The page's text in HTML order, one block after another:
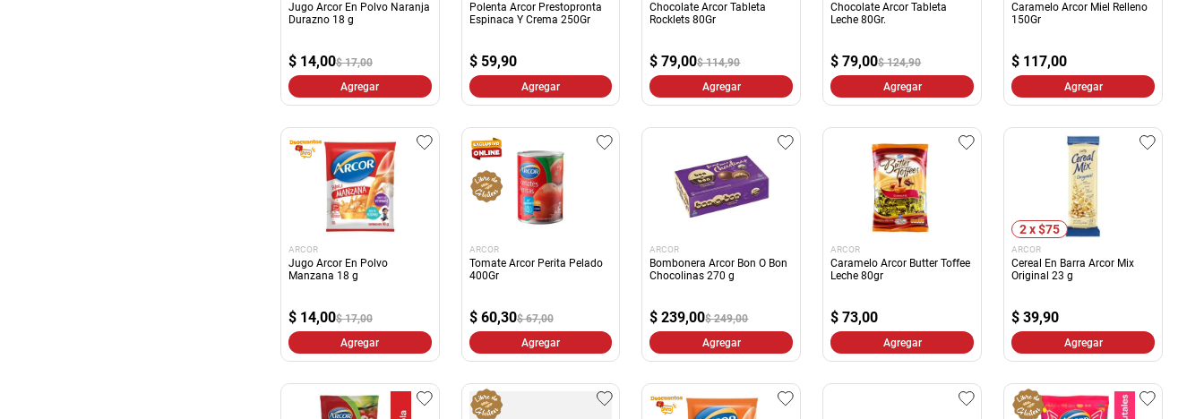
Jugo Arcor En Polvo Naranja
Durazno 18 g
$ 14,00$ 17,00
Agregar
Polenta Arcor Prestopronta
Espinaca Y Crema 250Gr
$ 59,90
Agregar
Chocolate Arcor Tableta
Rocklets 80Gr
$ 79,00$ 114,90
Agregar
Chocolate Arcor Tableta
Leche 80Gr.
$ 79,00$ 124,90
Agregar
Caramelo Arcor Miel Relleno
150Gr
$ 117,00
Agregar
ARCOR
Jugo Arcor En Polvo
Manzana 18 g
$ 14,00$ 17,00
Agregar
ARCOR
Tomate Arcor Perita Pelado
400Gr
$ 60,30$ 67,00
Agregar
ARCOR
Bombonera Arcor Bon O Bon
Chocolinas 270 g
$ 239,00$ 249,00
Agregar
ARCOR
Caramelo Arcor Butter Toffee
Leche 80gr
$ 73,00
Agregar
2 x $75
ARCOR
Cereal En Barra Arcor Mix
Original 23 g
$ 39,90
Agregar